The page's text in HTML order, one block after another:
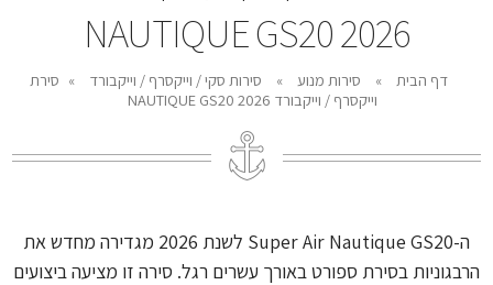
NAUTIQUE GS20 2026
דף הבית » סירות מנוע » סירות סקי / וייקסרף / וייקבורד » סירת
וייקסרף / וייקבורד NAUTIQUE GS20 2026
ה-Super Air Nautique GS20 לשנת 2026 מגדירה מחדש את
הרבגוניות בסירת ספורט באורך עשרים רגל. סירה זו מציעה ביצועים